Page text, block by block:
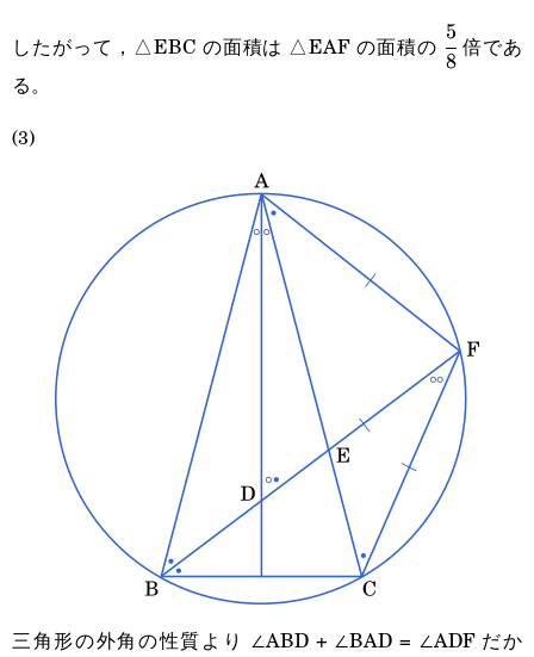
したがって，△EBC の面積は △EAF の面積の \cfrac{5}
{8}
8
5
倍であ
る。
(3)
三角形の外角の性質より ∠ABD + ∠BAD = ∠ADF だか